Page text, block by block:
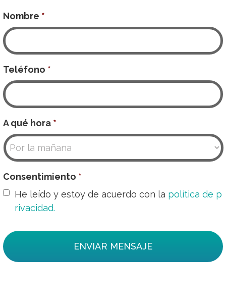
Nombre *
Teléfono *
A qué hora *
Consentimiento *
He leído y estoy de acuerdo con la política de p
rivacidad.